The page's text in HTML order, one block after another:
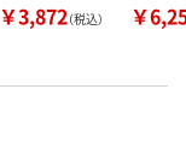
￥3,872（税込） ￥